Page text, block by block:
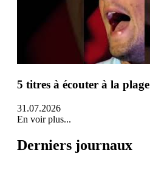
5 titres à écouter à la plage
31.07.2026
En voir plus...
Derniers journaux